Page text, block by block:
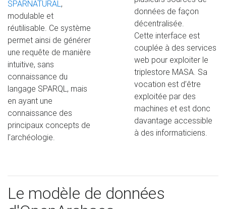
données de façon
décentralisée.
Cette interface est
couplée à des services
web pour exploiter le
triplestore MASA. Sa
vocation est d’être
exploitée par des
machines et est donc
davantage accessible
à des informaticiens.
SPARNATURAL,
modulable et
réutilisable. Ce système
permet ainsi de générer
une requête de manière
intuitive, sans
connaissance du
langage SPARQL, mais
en ayant une
connaissance des
principaux concepts de
l’archéologie.
Le modèle de données